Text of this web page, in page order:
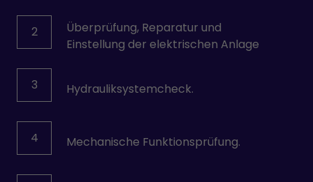
2
Überprüfung, Reparatur und
Einstellung der elektrischen Anlage
3 Hydrauliksystemcheck.
4 Mechanische Funktionsprüfung.